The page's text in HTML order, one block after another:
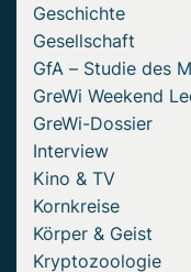
Geschichte
Gesellschaft
GfA – Studie des
GreWi Weekend
GreWi-Dossier
Interview
Kino & TV
Kornkreise
Körper & Geist
Kryptozoologie